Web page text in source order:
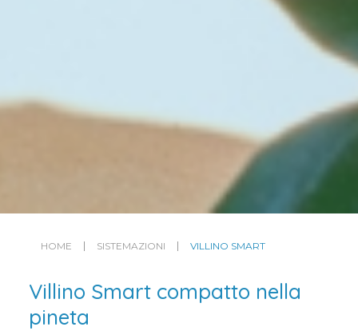
HOME SISTEMAZIONI VILLINO SMART
Villino Smart compatto nella
pineta